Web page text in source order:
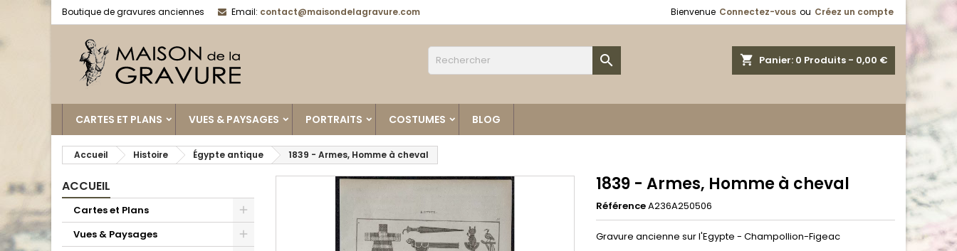
Boutique de gravures anciennes Email: contact@maisondelagravure.com Bienvenue Connectez-vous ou Créez un compte
shopping_cart Panier: 0 Produits - 0,00 €

CARTES ET PLANS VUES & PAYSAGES PORTRAITS COSTUMES BLOG
Accueil Histoire Égypte antique 1839 - Armes, Homme à cheval
ACCUEIL
Cartes et Plans
Vues & Paysages
1839 - Armes, Homme à cheval
RéférenceA236A250506
Gravure ancienne sur l'Egypte - Champollion-Figeac